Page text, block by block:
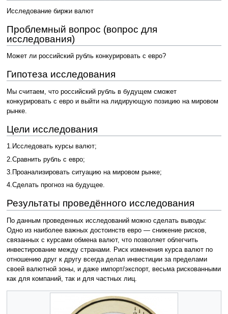
Исследование биржи валют
Проблемный вопрос (вопрос для
исследования)
Может ли российский рубль конкурировать с евро?
Гипотеза исследования
Мы считаем, что российский рубль в будущем сможет
конкурировать с евро и выйти на лидирующую позицию на мировом
рынке.
Цели исследования
1.Исследовать курсы валют;
2.Сравнить рубль с евро;
3.Проанализировать ситуацию на мировом рынке;
4.Сделать прогноз на будущее.
Результаты проведённого исследования
По данным проведенных исследований можно сделать выводы:
Одно из наиболее важных достоинств евро — снижение рисков,
связанных с курсами обмена валют, что позволяет облегчить
инвестирование между странами. Риск изменения курса валют по
отношению друг к другу всегда делал инвестиции за пределами
своей валютной зоны, и даже импорт/экспорт, весьма рискованными
как для компаний, так и для частных лиц.